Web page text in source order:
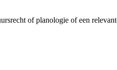
of planologie of een